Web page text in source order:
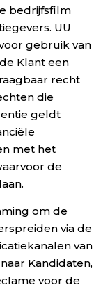
bedrijfsfilm
UU
gebruik van
Klant een
recht
die
geldt
met het
de
om de
via de
van
Kandidaten,
voor de